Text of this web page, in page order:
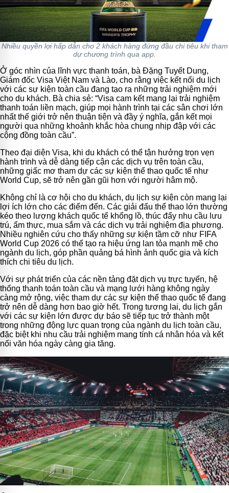
Nhiều quyền lợi hấp dẫn cho 2 khách hàng đứng đầu chi tiêu khi tham
dự chương trình qua app.
Ở góc nhìn của lĩnh vực thanh toán, bà Đặng Tuyết Dung,
Giám đốc Visa Việt Nam và Lào, cho rằng việc kết nối du lịch
với các sự kiện toàn cầu đang tạo ra những trải nghiệm mới
cho du khách. Bà chia sẻ: “Visa cam kết mang lại trải nghiệm
thanh toán liền mạch, giúp mọi hành trình tại các sân chơi lớn
nhất thế giới trở nên thuận tiện và đầy ý nghĩa, gắn kết mọi
người qua những khoảnh khắc hòa chung nhịp đập với các
cộng đồng toàn cầu”.
Theo đại diện Visa, khi du khách có thể tận hưởng trọn vẹn
hành trình và dễ dàng tiếp cận các dịch vụ trên toàn cầu,
những giấc mơ tham dự các sự kiện thể thao quốc tế như
World Cup, sẽ trở nên gần gũi hơn với người hâm mộ.
Không chỉ là cơ hội cho du khách, du lịch sự kiện còn mang lại
lợi ích lớn cho các điểm đến. Các giải đấu thể thao lớn thường
kéo theo lượng khách quốc tế khổng lồ, thúc đẩy nhu cầu lưu
trú, ẩm thực, mua sắm và các dịch vụ trải nghiệm địa phương.
Nhiều nghiên cứu cho thấy những sự kiện tầm cỡ như FIFA
World Cup 2026 có thể tạo ra hiệu ứng lan tỏa mạnh mẽ cho
ngành du lịch, góp phần quảng bá hình ảnh quốc gia và kích
thích chi tiêu du lịch.
Với sự phát triển của các nền tảng đặt dịch vụ trực tuyến, hệ
thống thanh toán toàn cầu và mạng lưới hàng không ngày
càng mở rộng, việc tham dự các sự kiện thể thao quốc tế đang
trở nên dễ dàng hơn bao giờ hết. Trong tương lai, du lịch gắn
với các sự kiện lớn được dự báo sẽ tiếp tục trở thành một
trong những động lực quan trọng của ngành du lịch toàn cầu,
đặc biệt khi nhu cầu trải nghiệm mang tính cá nhân hóa và kết
nối văn hóa ngày càng gia tăng.